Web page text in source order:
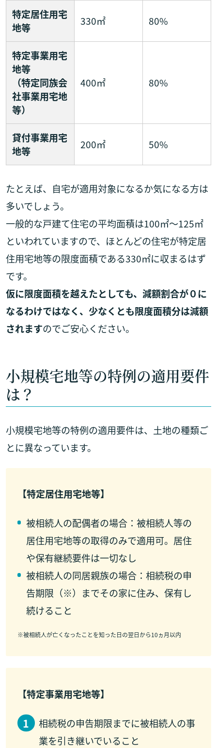
特定居住用宅
地等
330㎡ 80%
特定事業用宅
地等
（特定同族会
社事業用宅地
等）
400㎡ 80%
貸付事業用宅
地等
200㎡ 50%
たとえば、自宅が適用対象になるか気になる方は
多いでしょう。
一般的な戸建て住宅の平均面積は100㎡～125㎡
といわれていますので、ほとんどの住宅が特定居
住用宅地等の限度面積である330㎡に収まるはず
です。
仮に限度面積を越えたとしても、減額割合が０に
なるわけではなく、少なくとも限度面積分は減額
されますのでご安心ください。
小規模宅地等の特例の適用要件
は？
小規模宅地等の特例の適用要件は、土地の種類ご
とに異なっています。
【特定居住用宅地等】
被相続人の配偶者の場合：被相続人等の
居住用宅地等の取得のみで適用可。居住
や保有継続要件は一切なし
被相続人の同居親族の場合：相続税の申
告期限（※）までその家に住み、保有し
続けること
※被相続人が亡くなったことを知った日の翌日から10ヵ月以内
【特定事業用宅地等】
相続税の申告期限までに被相続人の事
業を引き継いでいること